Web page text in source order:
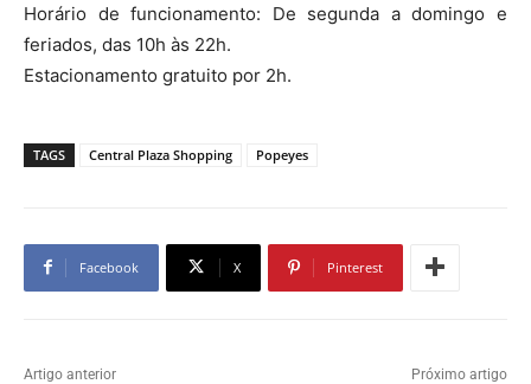
Horário de funcionamento: De segunda a domingo e
feriados, das 10h às 22h.
Estacionamento gratuito por 2h.
TAGS Central Plaza Shopping Popeyes
Facebook X Pinterest
Artigo anterior Próximo artigo